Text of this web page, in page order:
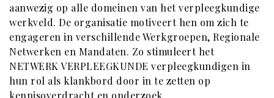
aanwezig op alle domeinen van het verpleegkundige
werkveld. De organisatie motiveert hen om zich te
engageren in verschillende Werkgroepen, Regionale
Netwerken en Mandaten. Zo stimuleert het
NETWERK VERPLEEGKUNDE verpleegkundigen in
hun rol als klankbord door in te zetten op
kennisoverdracht en onderzoek.